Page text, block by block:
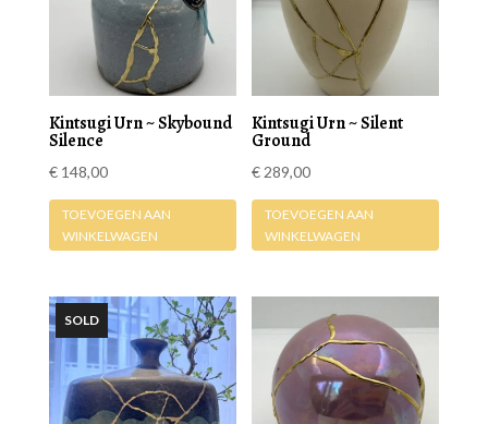
Kintsugi Urn ~ Skybound
Silence
€148,00
TOEVOEGEN AAN
WINKELWAGEN
Kintsugi Urn ~ Silent
Ground
€ 289,00
TOEVOEGEN AAN
WINKELWAGEN